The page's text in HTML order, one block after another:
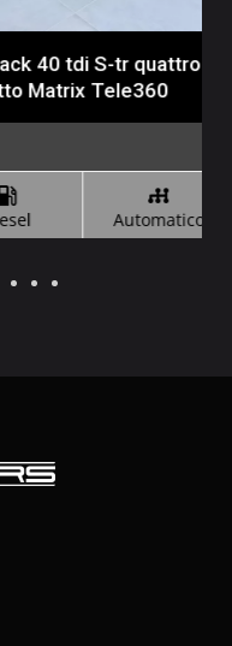
tdi S-tr quattro S
Tele360
Automatico